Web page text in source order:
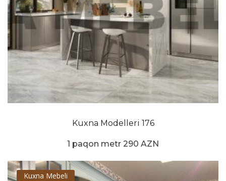
Kuxna Modelleri 176
1 paqon metr 290 AZN
Kuxna Mebeli